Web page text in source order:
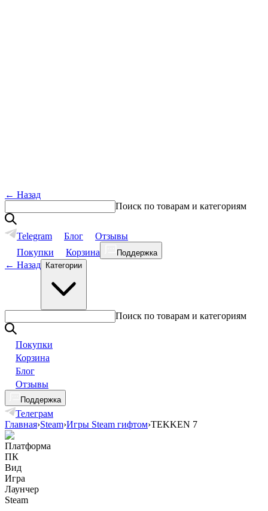
← Назад
Поиск по товарам и категориям
Telegram Блог
Отзывы
Покупки
Корзина Поддержка
← Назад Категории
Поиск по товарам и категориям
Покупки
Корзина
Блог
Отзывы
Поддержка
Телеграм
Главная›Steam›Игры Steam гифтом›TEKKEN 7
Платформа
ПК
Вид
Игра
Лаунчер
Steam